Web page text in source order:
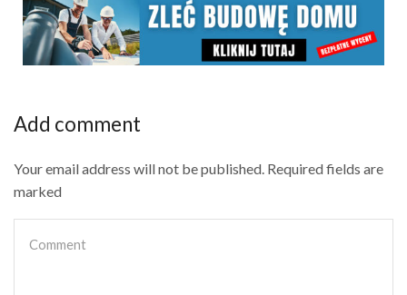
Add comment
Your email address will not be published. Required fields are
marked